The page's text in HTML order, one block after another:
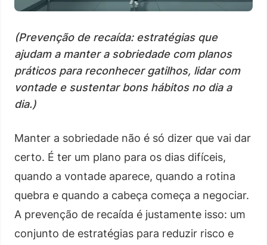
(Prevenção de recaída: estratégias que
ajudam a manter a sobriedade com planos
práticos para reconhecer gatilhos, lidar com
vontade e sustentar bons hábitos no dia a
dia.)
Manter a sobriedade não é só dizer que vai dar
certo. É ter um plano para os dias difíceis,
quando a vontade aparece, quando a rotina
quebra e quando a cabeça começa a negociar.
A prevenção de recaída é justamente isso: um
conjunto de estratégias para reduzir risco e